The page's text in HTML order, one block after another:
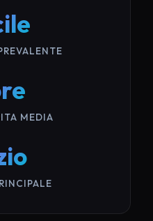
MEDIA